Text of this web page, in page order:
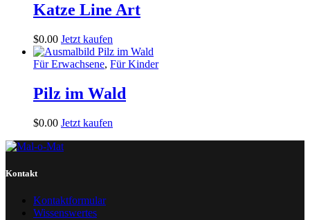
Katze Line Art
$0.00 Jetzt kaufen
Für Erwachsene, Für Kinder
Pilz im Wald
$0.00 Jetzt kaufen
Kontakt
Kontaktformular
Wissenswertes